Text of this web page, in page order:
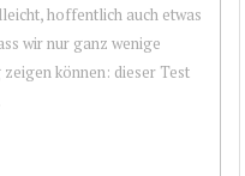
hoffentlich auch etwas
wir nur ganz wenige
können: dieser Test